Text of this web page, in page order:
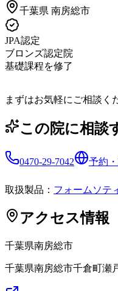
千葉県 南房総市
JPA認定
ブロンズ認定院
基礎課程を修了
まずはお気軽にご相談く
この院に相談
0470-29-7042 予約
取扱製品： フォームソテ
アクセス情報
千葉県南房総市
千葉県南房総市千倉町瀬